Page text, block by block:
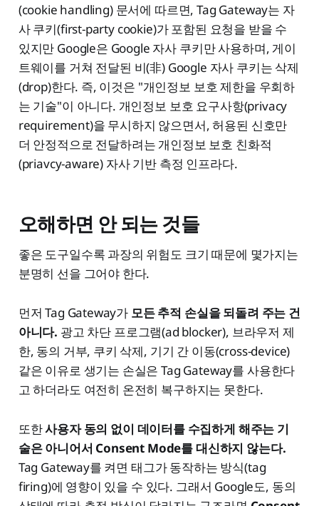
(cookie handling) 문서에 따르면, Tag Gateway는 자
사 쿠키(first-party cookie)가 포함된 요청을 받을 수
있지만 Google은 Google 자사 쿠키만 사용하며, 게이
트웨이를 거쳐 전달된 비(非) Google 자사 쿠키는 삭제
(drop)한다. 즉, 이것은 "개인정보 보호 제한을 우회하
는 기술"이 아니다. 개인정보 보호 요구사항(privacy
requirement)을 무시하지 않으면서, 허용된 신호만
더 안정적으로 전달하려는 개인정보 보호 친화적
(priavcy-aware) 자사 기반 측정 인프라다.
오해하면 안 되는 것들
좋은 도구일수록 과장의 위험도 크기 때문에 몇가지는
분명히 선을 그어야 한다.
먼저 Tag Gateway가 모든 추적 손실을 되돌려 주는 건
아니다. 광고 차단 프로그램(ad blocker), 브라우저 제
한, 동의 거부, 쿠키 삭제, 기기 간 이동(cross-device)
같은 이유로 생기는 손실은 Tag Gateway를 사용한다
고 하더라도 여전히 온전히 복구하지는 못한다.
또한사용자 동의 없이 데이터를 수집하게 해주는 기
술은 아니어서 Consent Mode를 대신하지 않는다.
Tag Gateway를 켜면 태그가 동작하는 방식(tag
firing)에 영향이 있을 수 있다. 그래서 Google도, 동의